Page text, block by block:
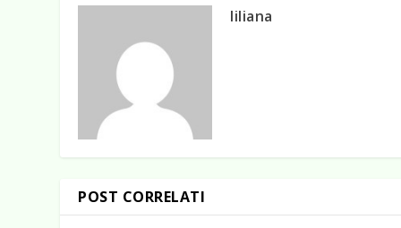
liliana
POST CORRELATI